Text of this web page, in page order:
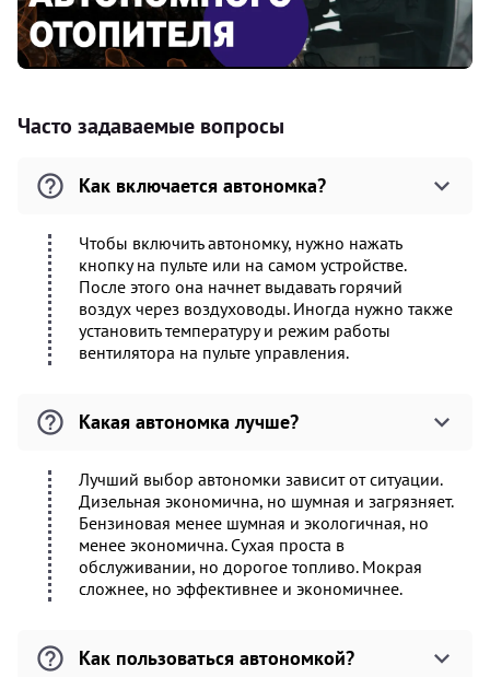
Часто задаваемые вопросы
Как включается автономка?
Чтобы включить автономку, нужно нажать
кнопку на пульте или на самом устройстве.
После этого она начнет выдавать горячий
воздух через воздуховоды. Иногда нужно также
установить температуру и режим работы
вентилятора на пульте управления.
Какая автономка лучше?
Лучший выбор автономки зависит от ситуации.
Дизельная экономична, но шумная и загрязняет.
Бензиновая менее шумная и экологичная, но
менее экономична. Сухая проста в
обслуживании, но дорогое топливо. Мокрая
сложнее, но эффективнее и экономичнее.
Как пользоваться автономкой?